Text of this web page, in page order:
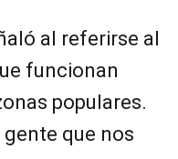
al referirse al
funcionan
populares.
gente que nos